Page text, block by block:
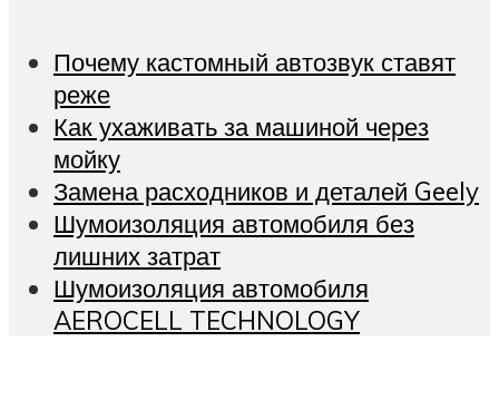
Почему кастомный автозвук ставят
реже
Как ухаживать за машиной через
мойку
Замена расходников и деталей Geely
Шумоизоляция автомобиля без
лишних затрат
Шумоизоляция автомобиля
AEROCELL TECHNOLOGY